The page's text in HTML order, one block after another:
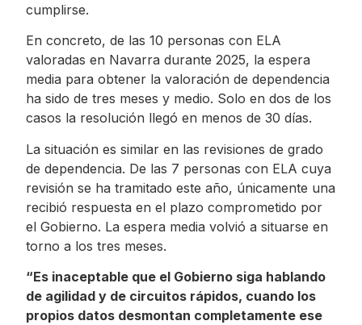
cumplirse.
En concreto, de las 10 personas con ELA
valoradas en Navarra durante 2025, la espera
media para obtener la valoración de dependencia
ha sido de tres meses y medio. Solo en dos de los
casos la resolución llegó en menos de 30 días.
La situación es similar en las revisiones de grado
de dependencia. De las 7 personas con ELA cuya
revisión se ha tramitado este año, únicamente una
recibió respuesta en el plazo comprometido por
el Gobierno. La espera media volvió a situarse en
torno a los tres meses.
“Es inaceptable que el Gobierno siga hablando
de agilidad y de circuitos rápidos, cuando los
propios datos desmontan completamente ese